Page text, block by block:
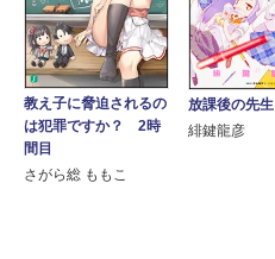
教え子に脅迫されるの
は犯罪ですか？ 2時
間目
さがら総 ももこ
放課後の先生
緋鍵龍彦